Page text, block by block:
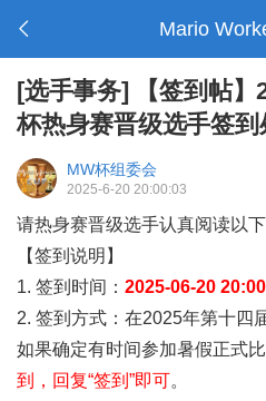
Mario
[选手事务] 【签到帖
杯热身赛晋级选手签到
MW杯组委会
2025-6-20 20:00:03
请热身赛晋级选手认真阅读以下
【签到说明】
1. 签到时间： 2025-06-20
2. 签到方式：在2025年第十四
如果确定有时间参加暑假正式比
到，回复“签到”即可。